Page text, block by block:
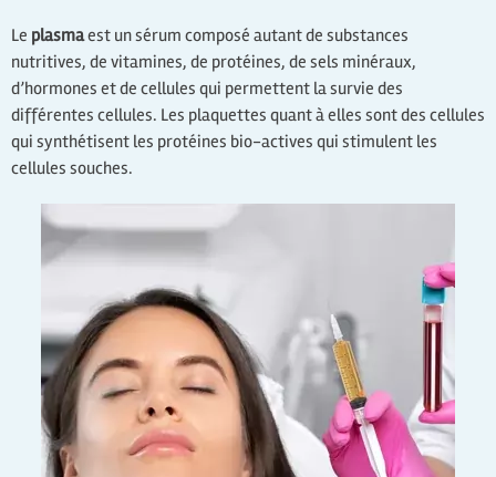
Le plasmaest un sérum composé autant de substances
nutritives, de vitamines, de protéines, de sels minéraux,
d’hormones et de cellules qui permettent la survie des
différentes cellules. Les plaquettes quant à elles sont des cellules
qui synthétisent les protéines bio-actives qui stimulent les
cellules souches.